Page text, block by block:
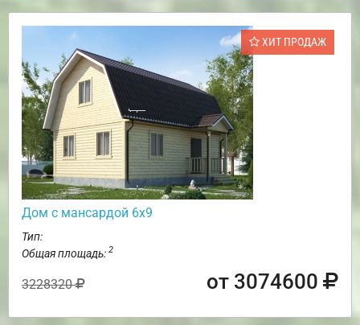
ХИТ ПРОДАЖ
Дом с мансардой 6х9
Тип:
Общая площадь: 2
3228320 от 3074600